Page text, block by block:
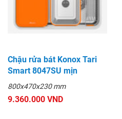
Chậu rửa bát Konox Tari
Smart 8047SU mịn
800x470x230 mm
9.360.000 VND